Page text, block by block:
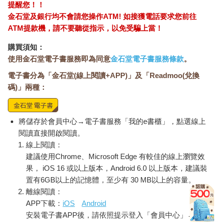
提醒您！！
金石堂及銀行均不會請您操作ATM! 如接獲電話要求您前往
ATM提款機，請不要聽從指示，以免受騙上當！
購買須知：
使用金石堂電子書服務即為同意金石堂電子書服務條款。
電子書分為「金石堂(線上閱讀+APP)」及「Readmoo(兌換
碼)」兩種：
將儲存於會員中心→電子書服務「我的e書櫃」，點選線上
閱讀直接開啟閱讀。
線上閱讀：
建議使用Chrome、Microsoft Edge 有較佳的線上瀏覽效
果， iOS 16 或以上版本，Android 6.0 以上版本，建議裝
置有6GB以上的記憶體，至少有 30 MB以上的容量。
離線閱讀：
APP下載： iOS
Android
安裝電子書APP後，請依照提示登入「會員中心」→「我